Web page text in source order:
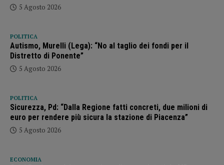
5 Agosto 2026
POLITICA
Autismo, Murelli (Lega): “No al taglio dei fondi per il
Distretto di Ponente”
5 Agosto 2026
POLITICA
Sicurezza, Pd: “Dalla Regione fatti concreti, due milioni di
euro per rendere più sicura la stazione di Piacenza”
5 Agosto 2026
ECONOMIA